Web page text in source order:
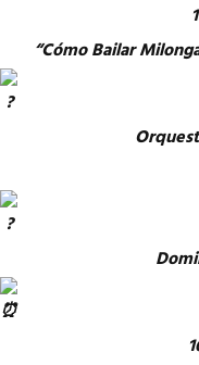
“Cómo Bailar